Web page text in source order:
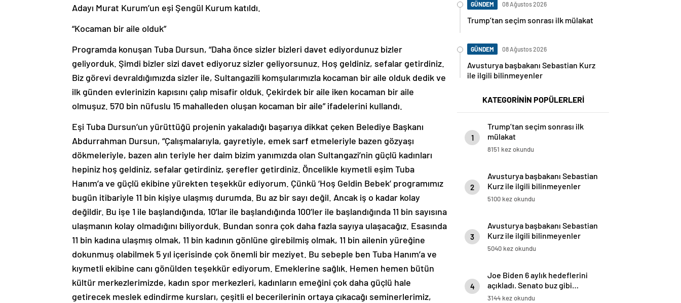
Adayı Murat Kurum’un eşi Şengül Kurum katıldı.
“Kocaman bir aile olduk”
Programda konuşan Tuba Dursun, “Daha önce sizler bizleri davet ediyordunuz bizler
geliyorduk. Şimdi bizler sizi davet ediyoruz sizler geliyorsunuz. Hoş geldiniz, sefalar getirdiniz.
Biz görevi devraldığımızda sizler ile, Sultangazili komşularımızla kocaman bir aile olduk dedik ve
ilk günden evlerinizin kapısını çalıp misafir olduk. Çekirdek bir aile iken kocaman bir aile
olmuşuz. 570 bin nüfuslu 15 mahalleden oluşan kocaman bir aile” ifadelerini kullandı.
Eşi Tuba Dursun’un yürüttüğü projenin yakaladığı başarıya dikkat çeken Belediye Başkanı
Abdurrahman Dursun, “Çalışmalarıyla, gayretiyle, emek sarf etmeleriyle bazen gözyaşı
dökmeleriyle, bazen alın teriyle her daim bizim yanımızda olan Sultangazi’nin güçlü kadınları
hepiniz hoş geldiniz, sefalar getirdiniz, şerefler getirdiniz. Öncelikle kıymetli eşim Tuba
Hanım’a ve güçlü ekibine yürekten teşekkür ediyorum. Çünkü ‘Hoş Geldin Bebek’ programımız
bugün itibariyle 11 bin kişiye ulaşmış durumda. Bu az bir sayı değil. Ancak iş o kadar kolay
değildir. Bu işe 1 ile başlandığında, 10’lar ile başlandığında 100’ler ile başlandığında 11 bin sayısına
ulaşmanın kolay olmadığını biliyorduk. Bundan sonra çok daha fazla sayıya ulaşacağız. Esasında
11 bin kadına ulaşmış olmak, 11 bin kadının gönlüne girebilmiş olmak, 11 bin ailenin yüreğine
dokunmuş olabilmek 5 yıl içerisinde çok önemli bir meziyet. Bu sebeple ben Tuba Hanım’a ve
kıymetli ekibine canı gönülden teşekkür ediyorum. Emeklerine sağlık. Hemen hemen bütün
kültür merkezlerimizde, kadın spor merkezleri, kadınların emeğini çok daha güçlü hale
getirecek meslek edindirme kursları, çeşitli el becerilerinin ortaya çıkacağı seminerlerimiz,
GÜNDEM 08 Ağustos 2026
Trump’tan seçim sonrası ilk mülakat
GÜNDEM 08 Ağustos 2026
Avusturya başbakanı Sebastian Kurz
ile ilgili bilinmeyenler
KATEGORİNİN POPÜLERLERİ
1
Trump’tan seçim sonrası ilk
mülakat
8151 kez okundu
2
Avusturya başbakanı Sebastian
Kurz ile ilgili bilinmeyenler
5100 kez okundu
3
Avusturya başbakanı Sebastian
Kurz ile ilgili bilinmeyenler
5040 kez okundu
4
Joe Biden 6 aylık hedeflerini
açıkladı. Senato buz gibi…
3144 kez okundu